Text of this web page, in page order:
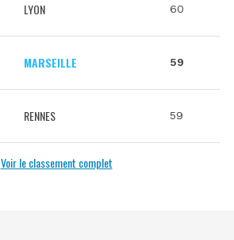
LYON 60
MARSEILLE 59
RENNES 59
Voir le classement complet